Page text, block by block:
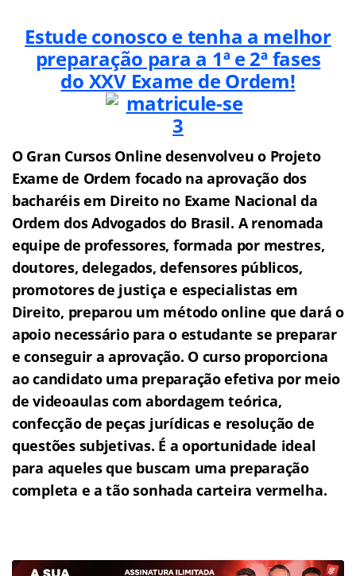
Estude conosco e tenha a melhor
preparação para a 1ª e 2ª fases
do XXV Exame de Ordem!
O Gran Cursos Online desenvolveu o Projeto
Exame de Ordem focado na aprovação dos
bacharéis em Direito no Exame Nacional da
Ordem dos Advogados do Brasil. A renomada
equipe de professores, formada por mestres,
doutores, delegados, defensores públicos,
promotores de justiça e especialistas em
Direito, preparou um método online que dará o
apoio necessário para o estudante se preparar
e conseguir a aprovação. O curso proporciona
ao candidato uma preparação efetiva por meio
de videoaulas com abordagem teórica,
confecção de peças jurídicas e resolução de
questões subjetivas. É a oportunidade ideal
para aqueles que buscam uma preparação
completa e a tão sonhada carteira vermelha.